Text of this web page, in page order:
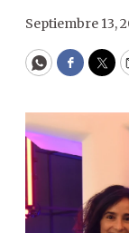
Septiembre 13,
WhatsApp